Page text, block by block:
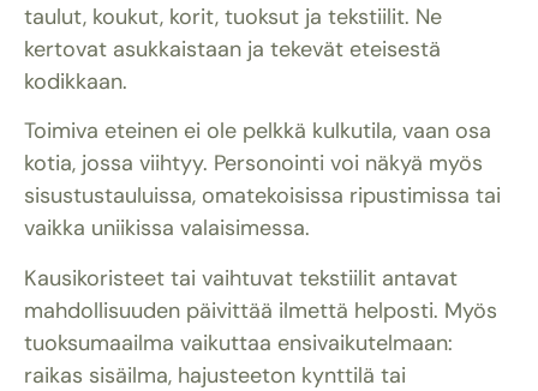
taulut, koukut, korit, tuoksut ja tekstiilit. Ne
kertovat asukkaistaan ja tekevät eteisestä
kodikkaan.
Toimiva eteinen ei ole pelkkä kulkutila, vaan osa
kotia, jossa viihtyy. Personointi voi näkyä myös
sisustustauluissa, omatekoisissa ripustimissa tai
vaikka uniikissa valaisimessa.
Kausikoristeet tai vaihtuvat tekstiilit antavat
mahdollisuuden päivittää ilmettä helposti. Myös
tuoksumaailma vaikuttaa ensivaikutelmaan:
raikas sisäilma, hajusteeton kynttilä tai